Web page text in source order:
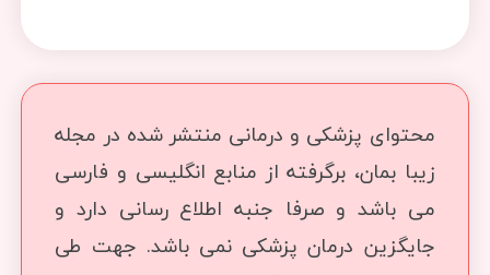
محتوای پزشکی و درمانی منتشر شده در مجله
زیبا بمان، برگرفته از منابع انگلیسی و فارسی
می باشد و صرفا جنبه اطلاع رسانی دارد و
جایگزین درمان پزشکی نمی باشد. جهت طی